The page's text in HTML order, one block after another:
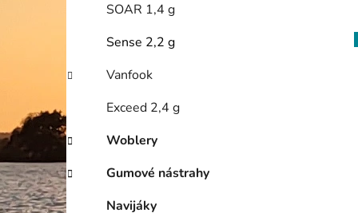
SOAR 1,4 g
Sense 2,2 g
Vanfook
Exceed 2,4 g
Woblery
Gumové nástrahy
Navijáky